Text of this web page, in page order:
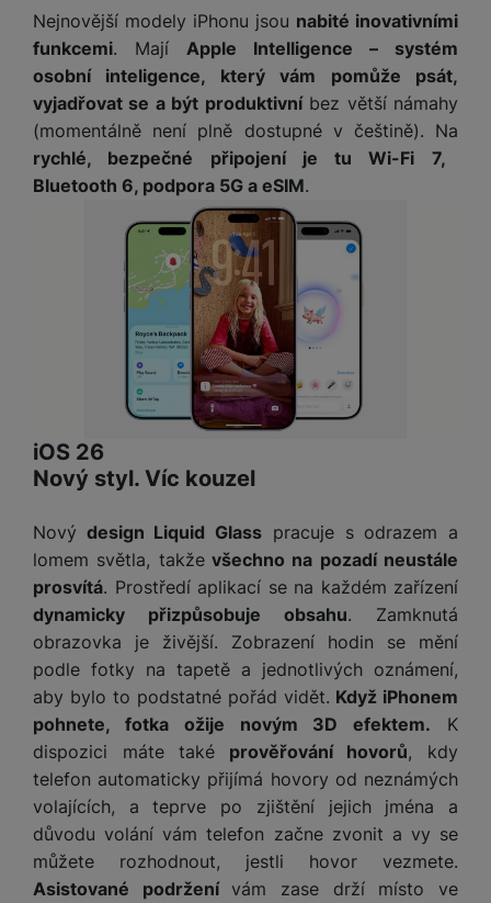
e
H
ní
m
y
e
r
n
p
ít
o
v
é
o
l
y
H
e
r
n
R
m
e
č
p
r
F
r
m
V
u
i
o
d
e
o
k
a
y
w
r
b
a
y
p
o
d
ví
c
a
z
e
ní
w
e
r
b
k
y
s
r
M
ic
r
D
X
C
ul
m
é
di
a
e
t
ri
e
ří
sl
u
š
st
p
r
a
Nejnovější modely iPhonu jsou nabité inovativními
funkcemi. Mají Apple Intelligence – systém
osobní inteligence, který vám pomůže psát,
vyjadřovat se a být produktivníbez větší námahy
(momentálně není plně dostupné v češtině). Na
rychlé, bezpečné připojení je tu Wi-Fi 7,
Bluetooth 6, podpora 5G a eSIM.
iOS 26
Nový styl. Víc kouzel
Nový design Liquid Glass pracuje s odrazem a
lomem světla, takževšechno na pozadí neustále
prosvítá. Prostředí aplikací se na každém zařízení
dynamicky přizpůsobuje obsahu. Zamknutá
obrazovka je živější. Zobrazení hodin se mění
podle fotky na tapetě a jednotlivých oznámení,
aby bylo to podstatné pořád vidět. Když iPhonem
pohnete, fotka ožije novým 3D efektem. K
dispozici máte také prověřování hovorů, kdy
telefon automaticky přijímá hovory od neznámých
volajících, a teprve po zjištění jejich jména a
důvodu volání vám telefon začne zvonit a vy se
můžete rozhodnout, jestli hovor vezmete.
Asistované podrženívám zase drží místo ve